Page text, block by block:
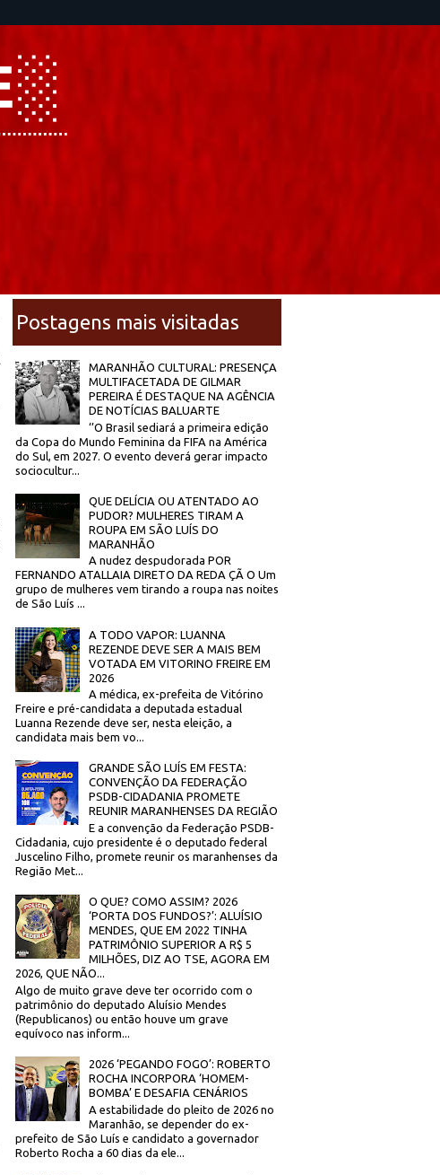
Postagens mais visitadas
MARANHÃO CULTURAL: PRESENÇA
MULTIFACETADA DE GILMAR
PEREIRA É DESTAQUE NA AGÊNCIA
DE NOTÍCIAS BALUARTE
‘’O Brasil sediará a primeira edição
da Copa do Mundo Feminina da FIFA na América
do Sul, em 2027. O evento deverá gerar impacto
sociocultur...
QUE DELÍCIA OU ATENTADO AO
PUDOR? MULHERES TIRAM A
ROUPA EM SÃO LUÍS DO
MARANHÃO
A nudez despudorada POR
FERNANDO ATALLAIA DIRETO DA REDA ÇÃ O Um
grupo de mulheres vem tirando a roupa nas noites
de São Luís ...
A TODO VAPOR: LUANNA
REZENDE DEVE SER A MAIS BEM
VOTADA EM VITORINO FREIRE EM
2026
A médica, ex-prefeita de Vitórino
Freire e pré-candidata a deputada estadual
Luanna Rezende deve ser, nesta eleição, a
candidata mais bem vo...
GRANDE SÃO LUÍS EM FESTA:
CONVENÇÃO DA FEDERAÇÃO
PSDB-CIDADANIA PROMETE
REUNIR MARANHENSES DA REGIÃO
E a convenção da Federação PSDB-
Cidadania, cujo presidente é o deputado federal
Juscelino Filho, promete reunir os maranhenses da
Região Met...
O QUE? COMO ASSIM? 2026
‘PORTA DOS FUNDOS?’: ALUÍSIO
MENDES, QUE EM 2022 TINHA
PATRIMÔNIO SUPERIOR A R$ 5
MILHÕES, DIZ AO TSE, AGORA EM
2026, QUE NÃO...
Algo de muito grave deve ter ocorrido com o
patrimônio do deputado Aluísio Mendes
(Republicanos) ou então houve um grave
equívoco nas inform...
2026 ‘PEGANDO FOGO’: ROBERTO
ROCHA INCORPORA ‘HOMEM-
BOMBA’ E DESAFIA CENÁRIOS
A estabilidade do pleito de 2026 no
Maranhão, se depender do ex-
prefeito de São Luís e candidato a governador
Roberto Rocha a 60 dias da ele...